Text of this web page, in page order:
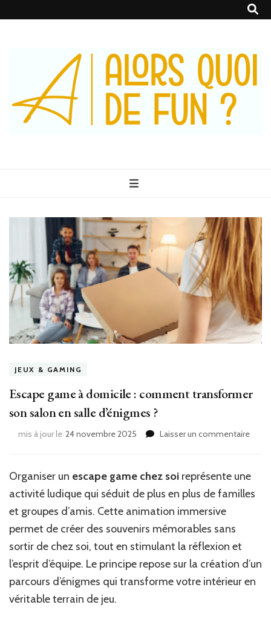
Fun ?
JEUX & GAMING
Escape game à domicile : comment transformer
son salon en salle d’énigmes ?
mis à jour le 24 novembre 2025 Laisser un commentairesur
:
en
Organiser un escape game chez soi représente une
activité ludique qui séduit de plus en plus de familles
et groupes d’amis. Cette animation immersive
permet de créer des souvenirs mémorables sans
sortir de chez soi, tout en stimulant la réflexion et
l’esprit d’équipe. Le principe repose sur la création d’un
parcours d’énigmes qui transforme votre intérieur en
véritable terrain de jeu.